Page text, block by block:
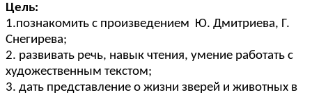
Цель:
1.познакомить с произведением Ю. Дмитриева, Г.
Снегирева;
2. развивать речь, навык чтения, умение работать с
художественным текстом;
3. дать представление о жизни зверей и животных в